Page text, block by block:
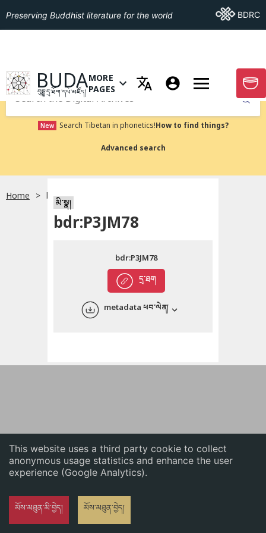
This website uses a third party cookie to collect
anonymous usage statistics and enhance the user
experience (Google Analytics).
མོས་མཐུན་མི་བྱེད། མོས་མཐུན་བྱེད།
English
Preserving Buddhist literature for the world Go ToBDRC
GO TO HOMEPAGE
BUDA
བུདྡྷ་དྲ་ཐོག་དཔེ་མཛོད།
OPEN MENU OF MORE PAGES
MORE
PAGES
GO
Submit
New Search Tibetan in phonetics!How to find things?
Advanced search
Home bdr:P3JM78
མི་སྣ།
bdr:P3JM78
དྲ་ཐག
bdr:P3JM78
metadata ཕབ་ལེན།